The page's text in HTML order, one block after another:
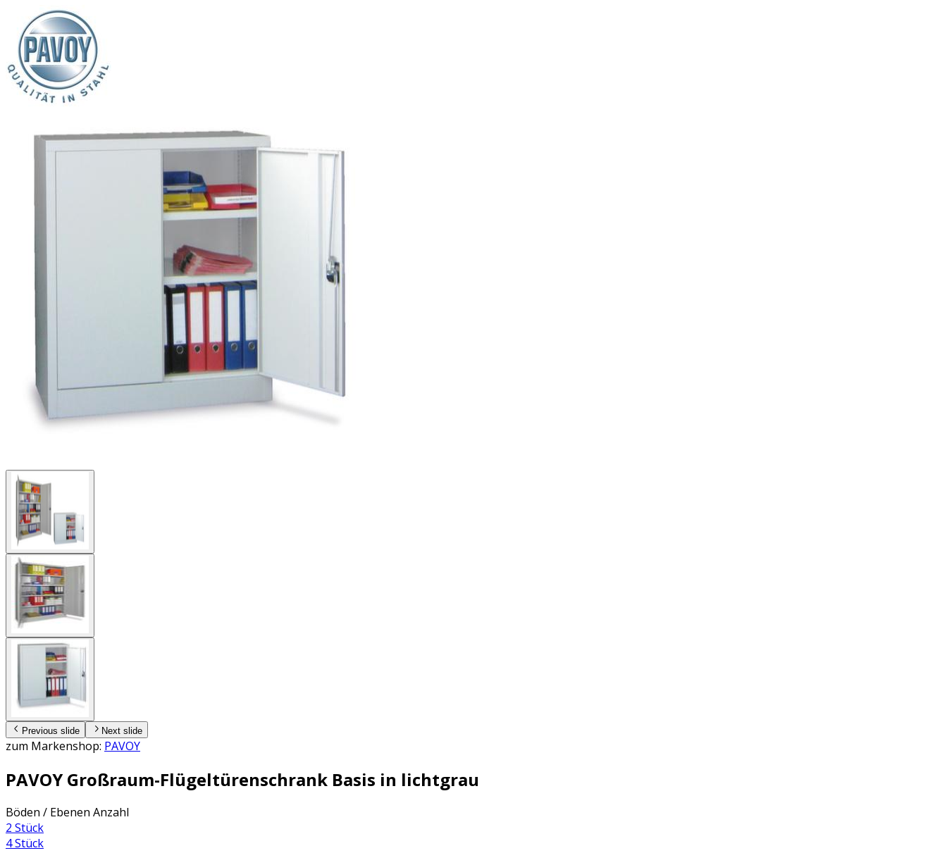
Previous slide Next slide
zum Markenshop: PAVOY
PAVOY Großraum-Flügeltürenschrank Basis in lichtgrau
Böden / Ebenen Anzahl
2 Stück
4 Stück